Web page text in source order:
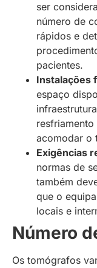
ser
número de
rápidos e
pacientes.
Instalações
espaço
acomodar o
Exigências
normas de
também
que o
locais e
Número
Os tomógrafos